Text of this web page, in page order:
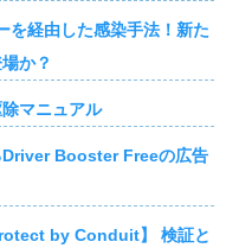
を経由した感染手法！新た
か？
マニュアル
Driver Booster Freeの広告
by Conduit】 検証と